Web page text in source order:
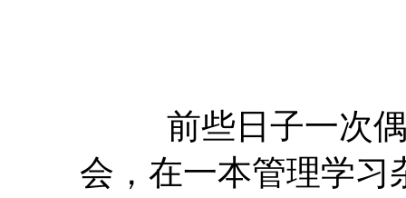
前些日子一次
会，在一本管理学习